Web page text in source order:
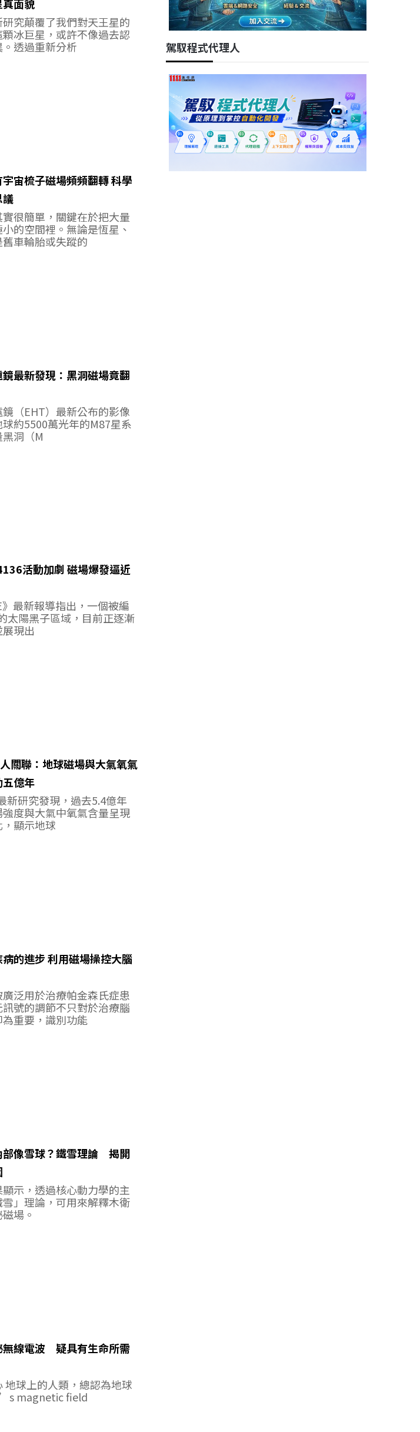
面貌
究顛覆了我們對天王星的
冰巨星，或許不像過去認
透過重新分析
宙梳子磁場頻頻翻轉 科學
議
很簡單，關鍵在於把大量
的空間裡。無論是恆星、
車輪胎或失蹤的
最新發現：黑洞磁場竟翻
（EHT）最新公布的影像
約5500萬光年的M87星系
洞（M
活動加劇 磁場爆發逼近
》最新報導指出，一個被編
太陽黑子區域，目前正逐漸
現出
關聯：地球磁場與大氣氧氣
億年
新研究發現，過去5.4億年
度與大氣中氧氣含量呈現
顯示地球
的進步 利用磁場操控大腦
泛用於治療帕金森氏症患
號的調節不只對於治療腦
重要，識別功能
部像雪球？鐵雪理論 揭開
示，透過核心動力學的主
」理論，可用來解釋木衛
場。
無線電波 疑具有生命所需
地球上的人類，總認為地球
magnetic field
駕馭程式代理人